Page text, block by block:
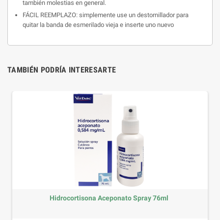
también molestias en general.
FÁCIL REEMPLAZO: simplemente use un destornillador para
quitar la banda de esmerilado vieja e inserte uno nuevo
TAMBIÉN PODRÍA INTERESARTE
Hidrocortisona Aceponato Spray 76ml